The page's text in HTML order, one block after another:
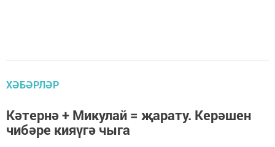
ХӘБӘРЛӘР
Кәтернә + Микулай = җарату. Керәшен
чибәре кияүгә чыга